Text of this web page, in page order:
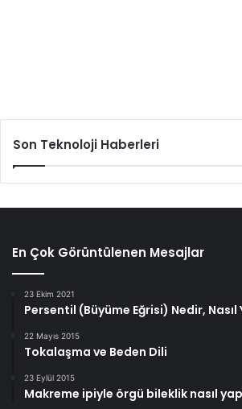
Son Teknoloji Haberleri
En Çok Görüntülenen Mesajlar
23 Ekim 2021
Persentil (Büyüme Eğrisi) Nedir, Nasıl
22 Mayıs 2015
Tokalaşma ve Beden Dili
23 Eylül 2015
Makreme ipiyle örgü bileklik nasıl